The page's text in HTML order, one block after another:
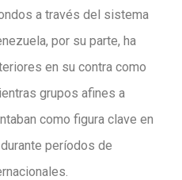
a través del sistema
por su parte, ha
en su contra como
grupos afines a
como figura clave en
períodos de